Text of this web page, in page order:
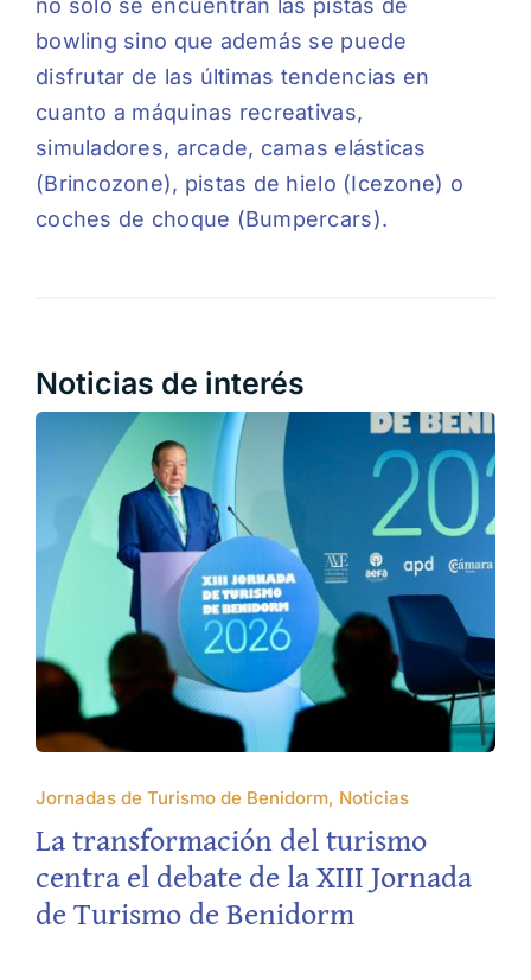
no solo se encuentran las pistas de
bowling sino que además se puede
disfrutar de las últimas tendencias en
cuanto a máquinas recreativas,
simuladores, arcade, camas elásticas
(Brincozone), pistas de hielo (Icezone) o
coches de choque (Bumpercars).
Noticias de interés
Jornadas de Turismo de Benidorm, Noticias
La transformación del turismo
centra el debate de la XIII Jornada
de Turismo de Benidorm